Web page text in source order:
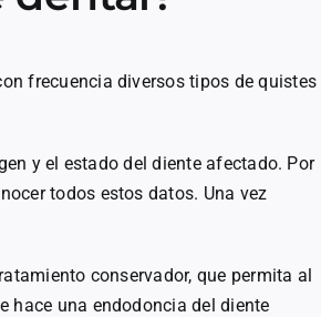
frecuencia diversos tipos de quistes
y el estado del diente afectado. Por
todos estos datos. Una vez
conservador, que permita al
hace una endodoncia del diente